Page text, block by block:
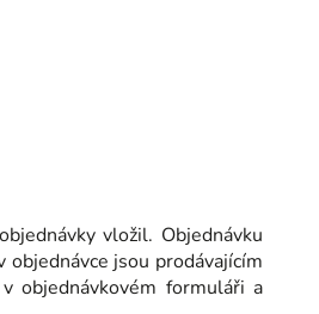
vložil. Objednávku
jsou prodávajícím
objednávkovém formuláři a